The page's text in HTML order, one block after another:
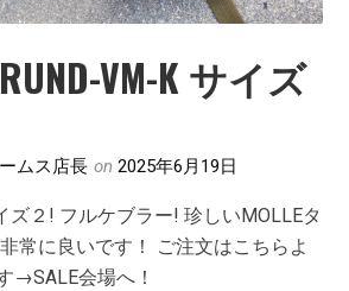
VM-K サイズ
ムス店長 on2025年6月19日
ズ２! フルケブラー! 珍しいMOLLEタ
常に良いです！ ご注文はこちらよ
→SALE会場へ！